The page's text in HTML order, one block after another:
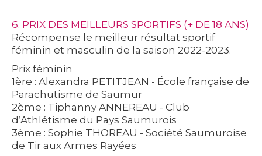
6. PRIX DES MEILLEURS SPORTIFS (+ DE 18 ANS)
Récompense le meilleur résultat sportif
féminin et masculin de la saison 2022-2023.
Prix féminin
1ère : Alexandra PETITJEAN - École française de
Parachutisme de Saumur
2ème : Tiphanny ANNEREAU - Club
d’Athlétisme du Pays Saumurois
3ème : Sophie THOREAU - Société Saumuroise
de Tir aux Armes Rayées